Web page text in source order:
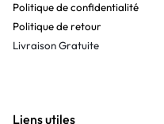
Politique de confidentialité
Politique de retour
Livraison Gratuite
Liens utiles